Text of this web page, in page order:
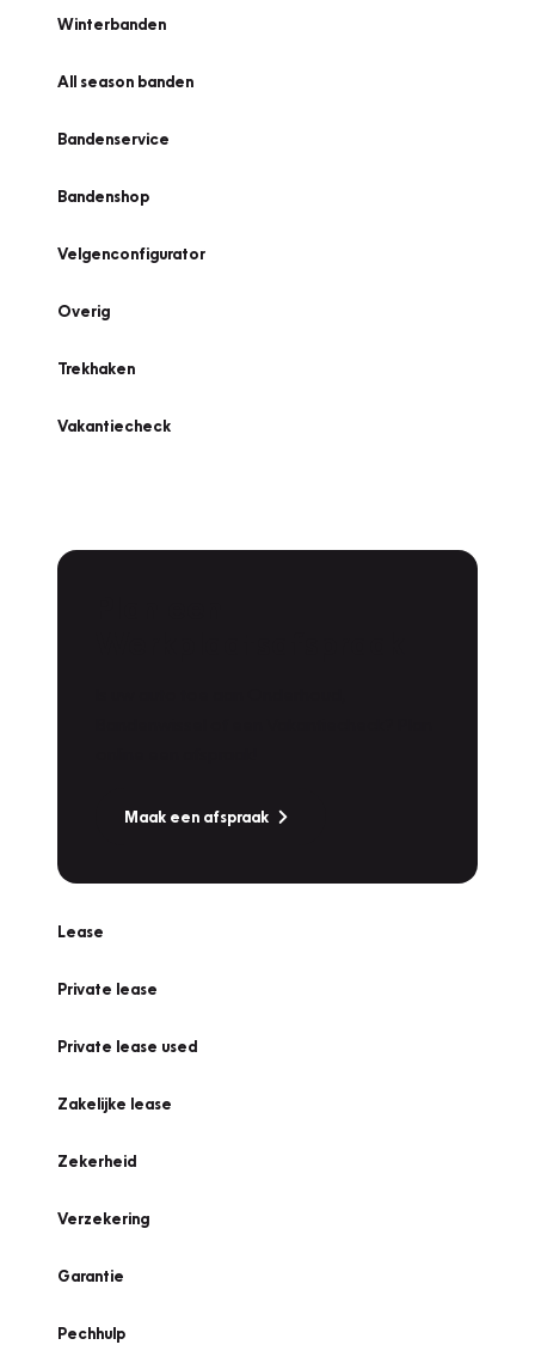
Winterbanden
All season banden
Bandenservice
Bandenshop
Velgenconfigurator
Overig
Trekhaken
Vakantiecheck
Maak een afspraak
Lease
Private lease
Private lease used
Zakelijke lease
Zekerheid
Verzekering
Garantie
Pechhulp